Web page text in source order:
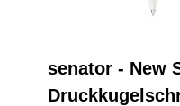
senator - New